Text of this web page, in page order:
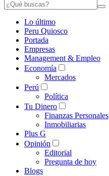
Lo último
Peru Quiosco
Portada
Empresas
Management & Empleo
Economía
Mercados
Perú
Política
Tu Dinero
Finanzas Personales
Inmobiliarias
Plus G
Opinión
Editorial
Pregunta de hoy
Blogs